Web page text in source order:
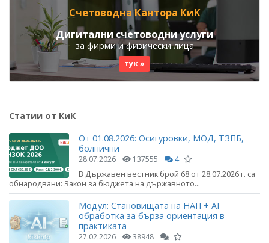
Счетоводна Кантора КиК
Дигитални счетоводни услуги
за фирми и физически лица
тук »
Статии от КиК
От 01.08.2026: Осигуровки, МОД, ТЗПБ,
болнични
28.07.2026 137555 4
В Държавен вестник брой 68 от 28.07.2026 г. са
обнародвани: Закон за бюджета на държавното...
Модул: Становищата на НАП + AI
обработка за бърза ориентация в
практиката
27.02.2026 38948